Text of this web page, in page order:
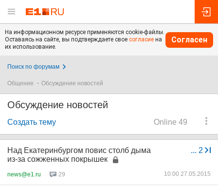
На информационном ресурсе применяются cookie-файлы.
Оставаясь на сайте, вы подтверждаете свое согласие на
их использование.
Согласен
Поиск по форумам
Общение Обсуждение новостей
Обсуждение новостей
Online 49
Создать тему
... 2
Над Екатеринбургом повис столб дыма
из-за сожженных покрышек
news@e1.ru 29 10:00 27.05.2015